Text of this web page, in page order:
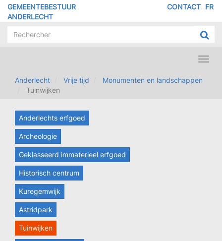
Overslaan
GEMEENTEBESTUUR
ANDERLECHT
FR
CONTACT
Anderlecht
Vrije tijd
Monumenten en landschappen
Tuinwijken
Anderlechts erfgoed
Archeologie
Geklasseerd immaterieel erfgoed
Historisch centrum
Kuregemwijk
Astridpark
Tuinwijken